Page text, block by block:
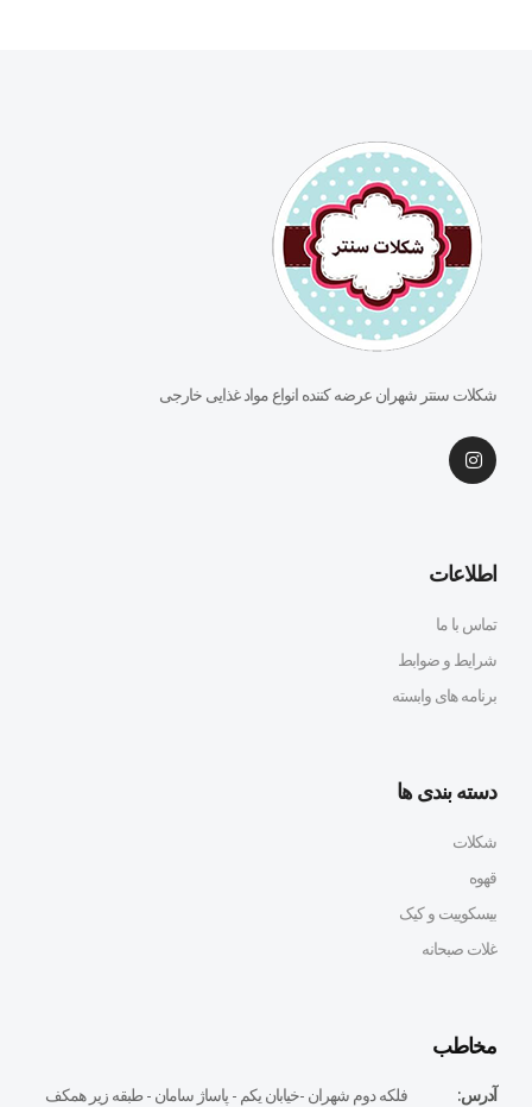
شکلات سنتر شهران عرضه کننده انواع مواد غذایی خارجی
اطلاعات
تماس با ما
شرایط و ضوابط
برنامه های وابسته
دسته بندی ها
شکلات
قهوه
بیسکوییت و کیک
غلات صبحانه
مخاطب
آدرس: فلكه دوم شهران -خيابان يكم - پاساژ سامان - طبقه زير همكف